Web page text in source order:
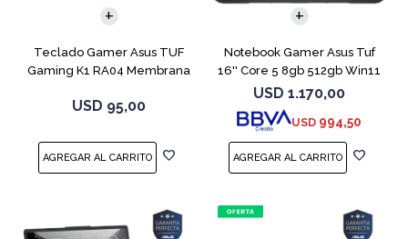
Teclado Gamer Asus TUF
Gaming K1 RA04 Membrana
USD 95,00
Notebook Gamer Asus Tuf
16'' Core 5 8gb 512gb Win11
Rtx3050
USD 1.170,00
USD 994,50